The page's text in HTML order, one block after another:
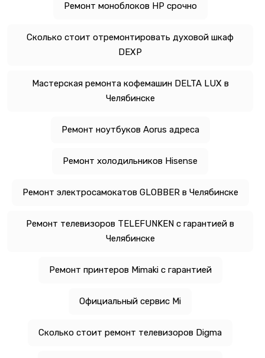
Ремонт моноблоков HP срочно
Сколько стоит отремонтировать духовой шкаф
DEXP
Мастерская ремонта кофемашин DELTA LUX в
Челябинске
Ремонт ноутбуков Aorus адреса
Ремонт холодильников Hisense
Ремонт электросамокатов GLOBBER в Челябинске
Ремонт телевизоров TELEFUNKEN с гарантией в
Челябинске
Ремонт принтеров Mimaki с гарантией
Официальный сервис Mi
Сколько стоит ремонт телевизоров Digma